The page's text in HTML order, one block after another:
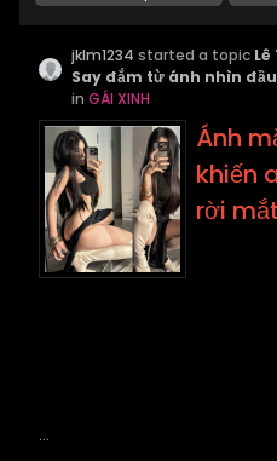
jklm1234 started a topic
Say đắm từ ánh nhìn
in GÁI XINH
Ánh
khiến
rời
...